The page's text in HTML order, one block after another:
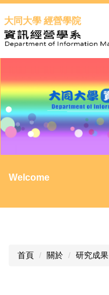
到
主
要
內
區
大同大學 經營學院
Welcome
首頁 關於 研究成果